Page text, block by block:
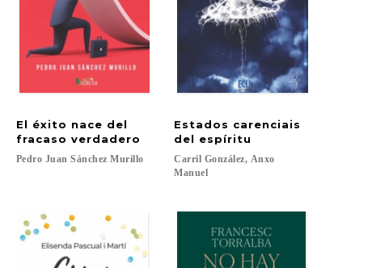
El éxito nace del
fracaso verdadero
Pedro Juan Sánchez Murillo
Estados carenciais
del espíritu
Carril González, Anxo
Manuel